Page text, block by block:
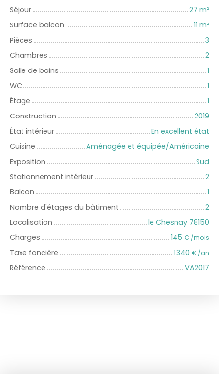
Séjour
27 m²
Surface balcon
11 m²
Pièces
3
Chambres
2
Salle de bains
1
WC
1
Étage
1
Construction
2019
État intérieur
En excellent état
Cuisine
Aménagée et équipée/Américaine
Exposition
Sud
Stationnement intérieur
2
Balcon
1
Nombre d'étages du bâtiment
2
Localisation
le Chesnay 78150
Charges
145 € /mois
Taxe foncière 1 340 € /an
Référence VA2017